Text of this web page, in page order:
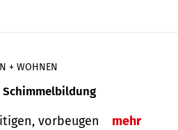
+ WOHNEN
vorbeugen mehr